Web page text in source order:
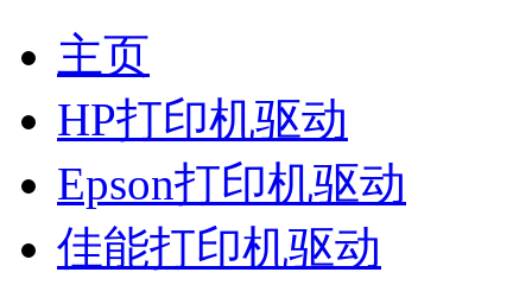
主页
HP打印机驱动
Epson打印机驱动
佳能打印机驱动